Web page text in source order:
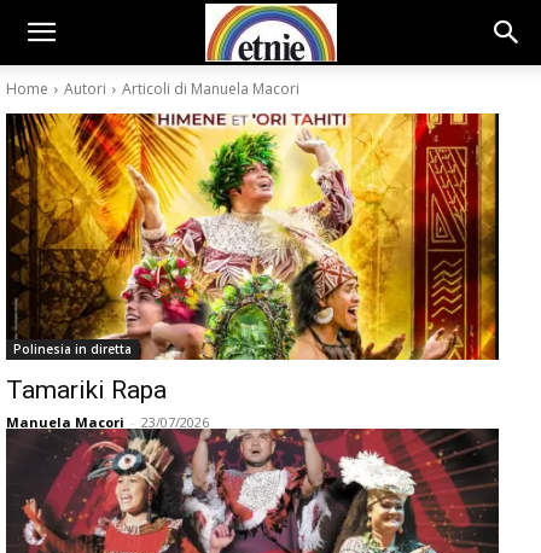
Home Autori Articoli di Manuela Macori
Polinesia in diretta
Tamariki Rapa
Manuela Macori - 23/07/2026